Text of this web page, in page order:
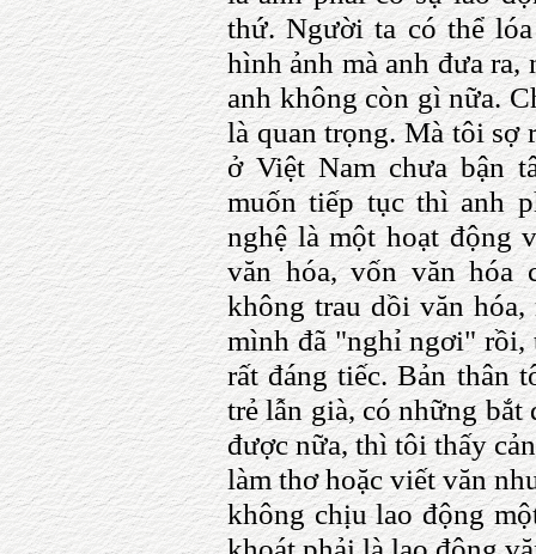
thứ. Người ta có thể
hình ảnh mà anh đưa
anh không còn gì nữa.
là quan trọng. Mà tôi sợ
ở Việt Nam chưa bận
muốn tiếp tục thì anh
nghệ là một hoạt động
văn hóa, vốn văn hóa
không trau dồi văn
mình đã "nghỉ ngơi"
rất đáng tiếc. Bản thân
trẻ lẫn già, có những
được nữa, thì tôi thấy
làm thơ hoặc viết văn
không chịu lao động